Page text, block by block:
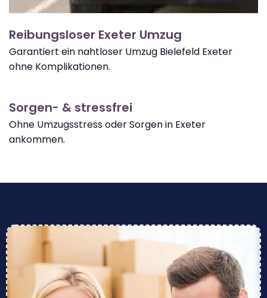
Reibungsloser Exeter Umzug
Garantiert ein nahtloser Umzug Bielefeld Exeter
ohne Komplikationen.
Sorgen- & stressfrei
Ohne Umzugsstress oder Sorgen in Exeter
ankommen.